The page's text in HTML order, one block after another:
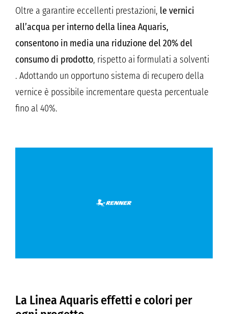
Oltre a garantire eccellenti prestazioni, le vernici
all’acqua per interno della linea Aquaris,
consentono in media una riduzione del 20% del
consumo di prodotto, rispetto ai formulati a solventi
. Adottando un opportuno sistema di recupero della
vernice è possibile incrementare questa percentuale
fino al 40%.
La Linea Aquaris effetti e colori per